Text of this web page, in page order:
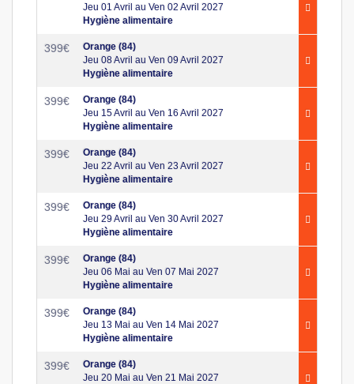
Jeu 01 Avril au Ven 02 Avril 2027
Hygiène alimentaire
399€
Orange (84)
Jeu 08 Avril au Ven 09 Avril 2027
Hygiène alimentaire
399€
Orange (84)
Jeu 15 Avril au Ven 16 Avril 2027
Hygiène alimentaire
399€
Orange (84)
Jeu 22 Avril au Ven 23 Avril 2027
Hygiène alimentaire
399€
Orange (84)
Jeu 29 Avril au Ven 30 Avril 2027
Hygiène alimentaire
399€
Orange (84)
Jeu 06 Mai au Ven 07 Mai 2027
Hygiène alimentaire
399€
Orange (84)
Jeu 13 Mai au Ven 14 Mai 2027
Hygiène alimentaire
399€
Orange (84)
Jeu 20 Mai au Ven 21 Mai 2027